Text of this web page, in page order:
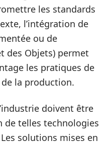
les standards
l’intégration de
ou de
des Objets) permet
les pratiques de
la production.
doivent être
de telles technologies
solutions mises en